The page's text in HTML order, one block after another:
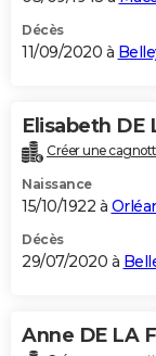
Décès
11/09/2020 à
Elisabeth DE
Créer une
Naissance
15/10/1922 à
Décès
29/07/2020 à
Anne DE LA